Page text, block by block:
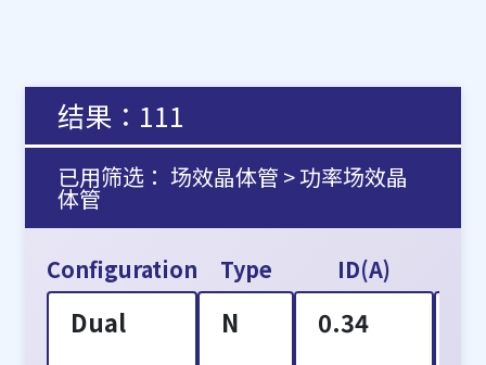
结果：111
已用筛选： 场效晶体管 > 功率场效晶
体管
Configuration
Dual
Type
N
ID(A)
0.34